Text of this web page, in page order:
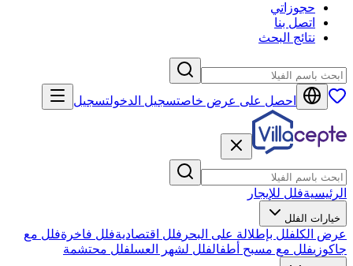
حجوزاتي
اتصل بنا
نتائج البحث
احصل على عرض خاصتسجيل الدخولتسجيل
الرئيسيةفلل للإيجار
خيارات الفلل
عرض الكلفلل بإطلالة على البحر فلل اقتصاديةفلل فاخرةفلل مع
جاكوزيفلل مع مسبح أطفالفلل لشهر العسلفلل محتشمة